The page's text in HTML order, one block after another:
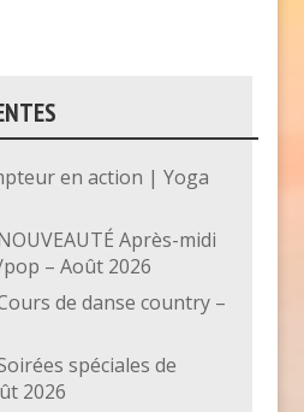
en action | Yoga
Après-midi
– Août 2026
de danse country –
spéciales de
2026